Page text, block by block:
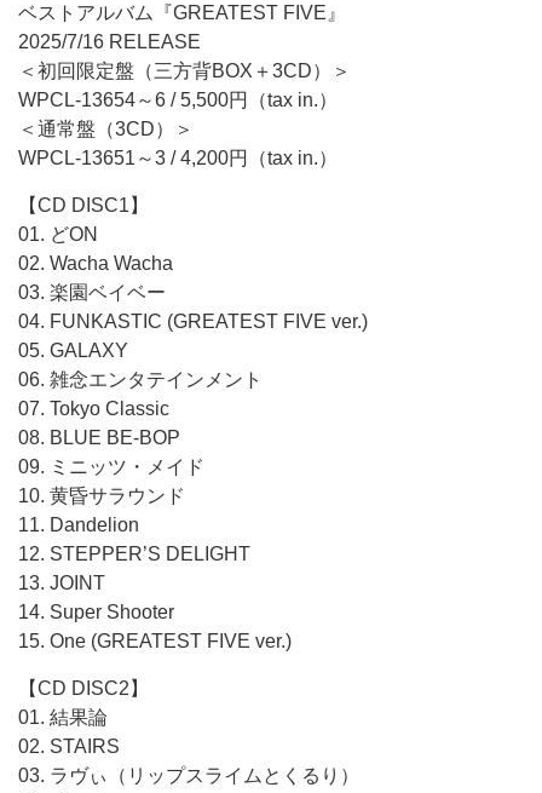
ベストアルバム『GREATEST FIVE』
2025/7/16 RELEASE
＜初回限定盤（三方背BOX＋3CD）＞
WPCL-13654～6 / 5,500円（tax in.）
＜通常盤（3CD）＞
WPCL-13651～3 / 4,200円（tax in.）
【CD DISC1】
01. どON
02. Wacha Wacha
03. 楽園ベイベー
04. FUNKASTIC (GREATEST FIVE ver.)
05. GALAXY
06. 雑念エンタテインメント
07. Tokyo Classic
08. BLUE BE-BOP
09. ミニッツ・メイド
10. 黄昏サラウンド
11. Dandelion
12. STEPPER’S DELIGHT
13. JOINT
14. Super Shooter
15. One (GREATEST FIVE ver.)
【CD DISC2】
01. 結果論
02. STAIRS
03. ラヴぃ（リップスライムとくるり）